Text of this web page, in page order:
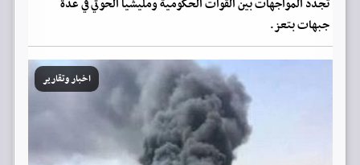
تجدد المواجهات بين القوات الحكومية ومليشيا الحوثي في عدة
جبهات بتعز.
اخبار وتقارير